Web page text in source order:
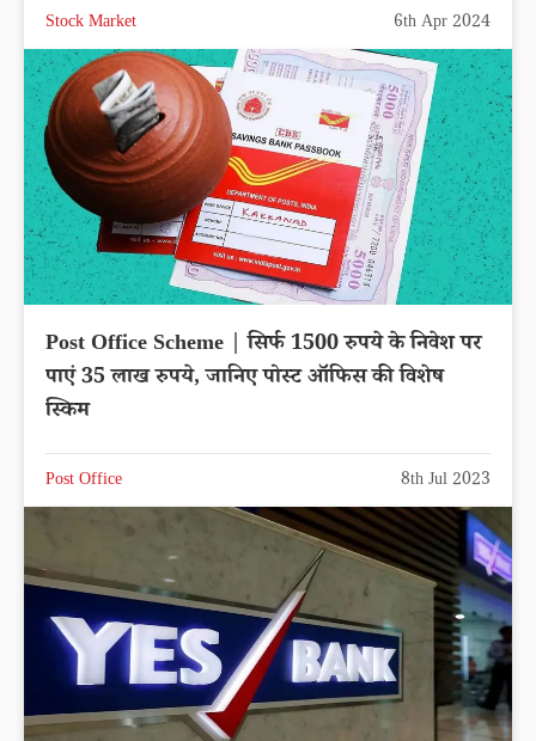
Stock Market 6th Apr 2024
Post Office Scheme | सिर्फ 1500 रुपये के निवेश पर
पाएं 35 लाख रुपये, जानिए पोस्ट ऑफिस की विशेष
स्किम
Post Office 8th Jul 2023